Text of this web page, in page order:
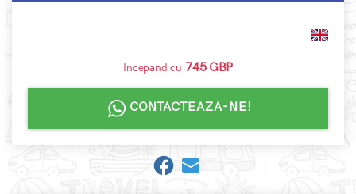
Incepand cu 745 GBP
CONTACTEAZA-NE!